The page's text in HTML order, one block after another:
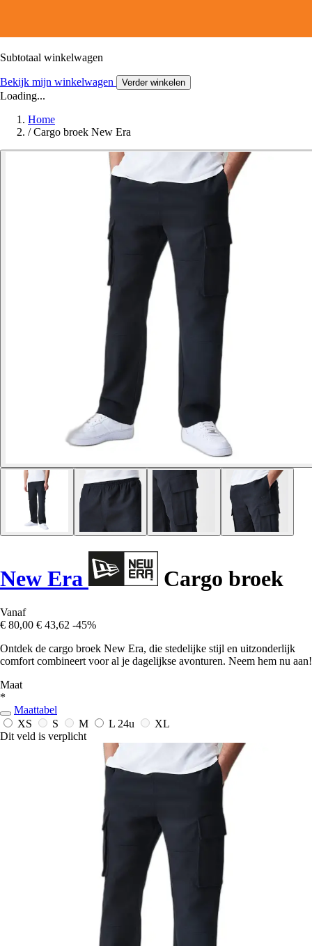
Subtotaal winkelwagen
Bekijk mijn winkelwagen Verder winkelen
Loading...
Home
/ Cargo broek New Era
New Era Cargo broek
Vanaf
€ 80,00 € 43,62 -45%
Ontdek de cargo broek New Era, die stedelijke stijl en uitzonderlijk
comfort combineert voor al je dagelijkse avonturen. Neem hem nu aan!
Maat
*
Maattabel
XS
S M L 24u
XL
Dit veld is verplicht